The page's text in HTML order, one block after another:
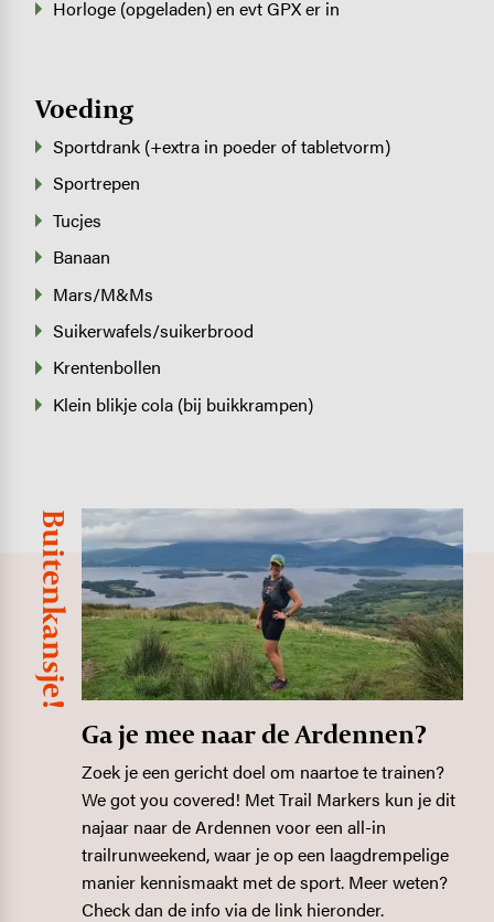
Horloge (opgeladen) en evt GPX er in
Voeding
Sportdrank (+extra in poeder of tabletvorm)
Sportrepen
Tucjes
Banaan
Mars/M&Ms
Suikerwafels/suikerbrood
Krentenbollen
Klein blikje cola (bij buikkrampen)
Buitenkansje!
Ga je mee naar de Ardennen?
Zoek je een gericht doel om naartoe te trainen?
We got you covered! Met Trail Markers kun je dit
najaar naar de Ardennen voor een all-in
trailrunweekend, waar je op een laagdrempelige
manier kennismaakt met de sport. Meer weten?
Check dan de info via de link hieronder.
Image